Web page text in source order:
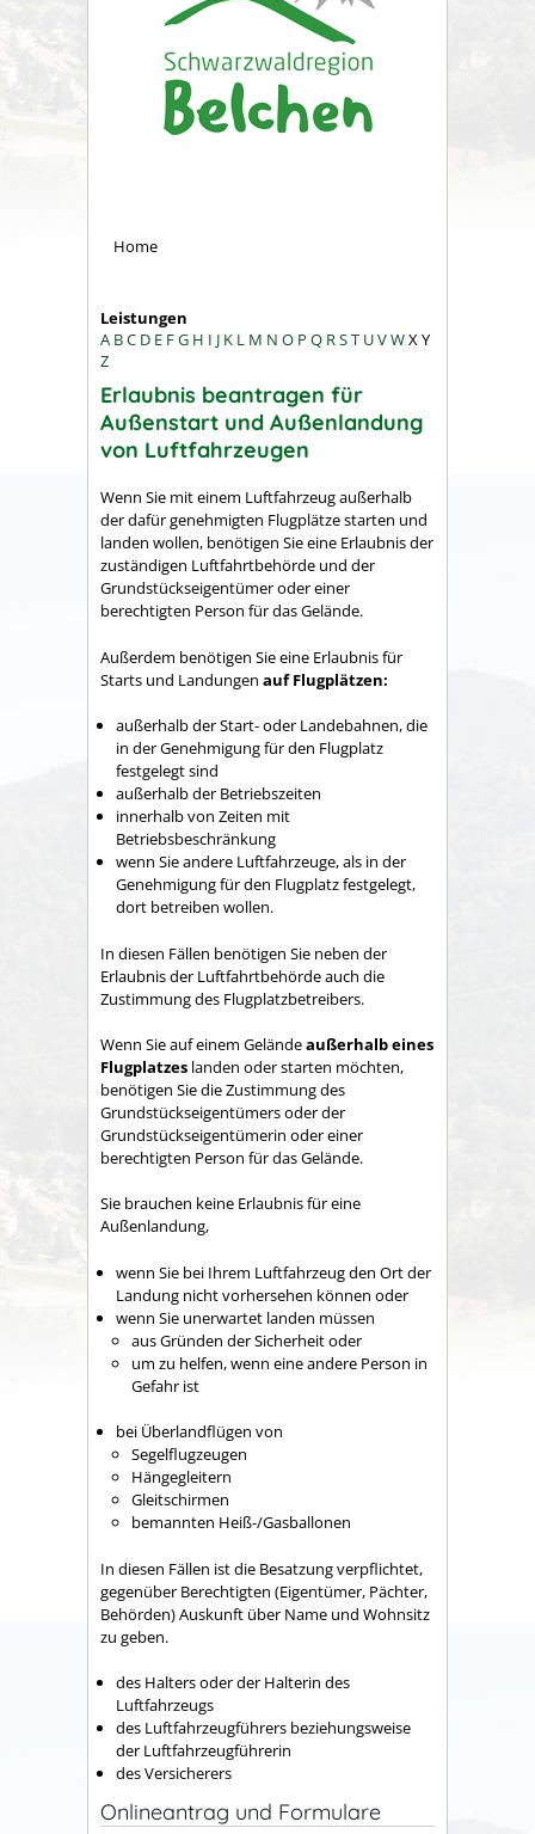
Home
Leistungen
A BC D E FG H I J K L M N O P Q RST UVWXY
Z
Erlaubnis beantragen für
Außenstart und Außenlandung
von Luftfahrzeugen
Wenn Sie mit einem Luftfahrzeug außerhalb
der dafür genehmigten Flugplätze starten und
landen wollen, benötigen Sie eine Erlaubnis der
zuständigen Luftfahrtbehörde und der
Grundstückseigentümer oder einer
berechtigten Person für das Gelände.
Außerdem benötigen Sie eine Erlaubnis für
Starts und Landungen auf Flugplätzen:
außerhalb der Start- oder Landebahnen, die
in der Genehmigung für den Flugplatz
festgelegt sind
außerhalb der Betriebszeiten
innerhalb von Zeiten mit
Betriebsbeschränkung
wenn Sie andere Luftfahrzeuge, als in der
Genehmigung für den Flugplatz festgelegt,
dort betreiben wollen.
In diesen Fällen benötigen Sie neben der
Erlaubnis der Luftfahrtbehörde auch die
Zustimmung des Flugplatzbetreibers.
Wenn Sie auf einem Geländeaußerhalb eines
Flugplatzes landen oder starten möchten,
benötigen Sie die Zustimmung des
Grundstückseigentümers oder der
Grundstückseigentümerin oder einer
berechtigten Person für das Gelände.
Sie brauchen keine Erlaubnis für eine
Außenlandung,
wenn Sie bei Ihrem Luftfahrzeug den Ort der
Landung nicht vorhersehen können oder
wenn Sie unerwartet landen müssen
aus Gründen der Sicherheit oder
um zu helfen, wenn eine andere Person in
Gefahr ist
bei Überlandflügen von
Segelflugzeugen
Hängegleitern
Gleitschirmen
bemannten Heiß-/Gasballonen
In diesen Fällen ist die Besatzung verpflichtet,
gegenüber Berechtigten (Eigentümer, Pächter,
Behörden)Auskunft über Name und Wohnsitz
zu geben.
des Halters oder der Halterin des
Luftfahrzeugs
des Luftfahrzeugführers beziehungsweise
der Luftfahrzeugführerin
des Versicherers
Onlineantrag und Formulare